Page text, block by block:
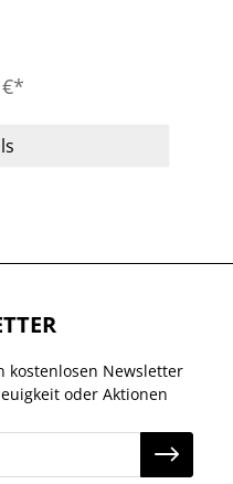
kostenlosen Newsletter
oder Aktionen